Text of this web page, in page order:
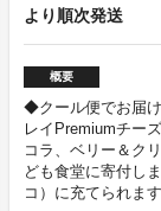
より順次発送
概要
◆クール便でお届
レイPremiumチー
コラ、ベリー＆ク
ども食堂に寄付し
コ）に充てられます